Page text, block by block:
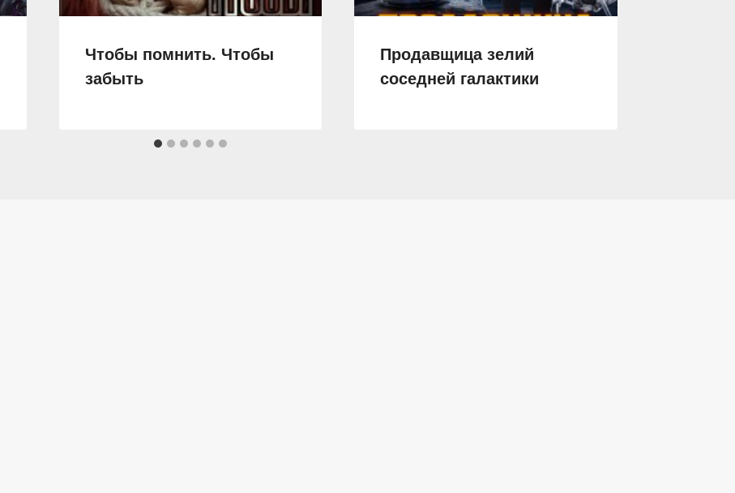
Чтобы помнить. Чтобы
забыть
Продавщица зелий
соседней галактики